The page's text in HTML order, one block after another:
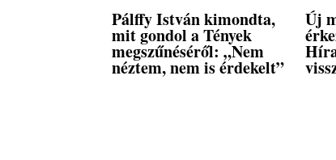
Pálffy István kimondta,
mit gondol a Tények
megszűnéséről: „Nem
néztem, nem is érdekelt”
Új